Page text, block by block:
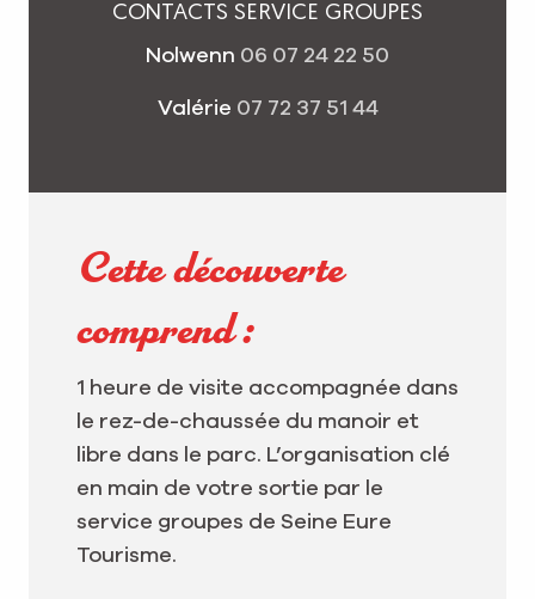
CONTACTS SERVICE GROUPES
Nolwenn 06 07 24 22 50
Valérie 07 72 37 51 44
Cette découverte
comprend :
1 heure de visite accompagnée dans
le rez-de-chaussée du manoir et
libre dans le parc. L’organisation clé
en main de votre sortie par le
service groupes de Seine Eure
Tourisme.